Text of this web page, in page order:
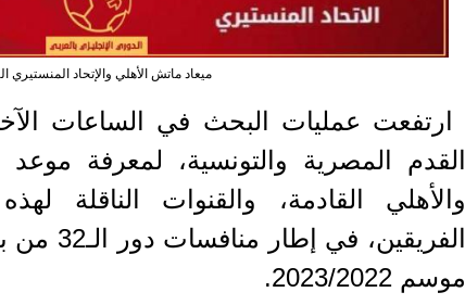
ميعاد ماتش الأهلي والإتحاد المنستيري
ارتفعت عمليات البحث في الساعات
القدم المصرية والتونسية، لمعرفة موعد
والأهلي القادمة، والقنوات الناقلة
موسم 2023/2022.